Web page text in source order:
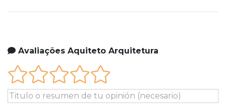
Avaliações Aquiteto Arquitetura